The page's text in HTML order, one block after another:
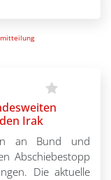
Irak
an Bund und
Abschiebestopp
Die aktuelle